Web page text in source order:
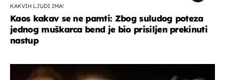
KAKVIH LJUDI IMA!
Kaos kakav se ne pamti: Zbog suludog poteza
jednog muškarca bend je bio prisiljen prekinuti
nastup